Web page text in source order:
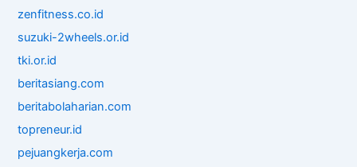
zenfitness.co.id
suzuki-2wheels.or.id
tki.or.id
beritasiang.com
beritabolaharian.com
topreneur.id
pejuangkerja.com